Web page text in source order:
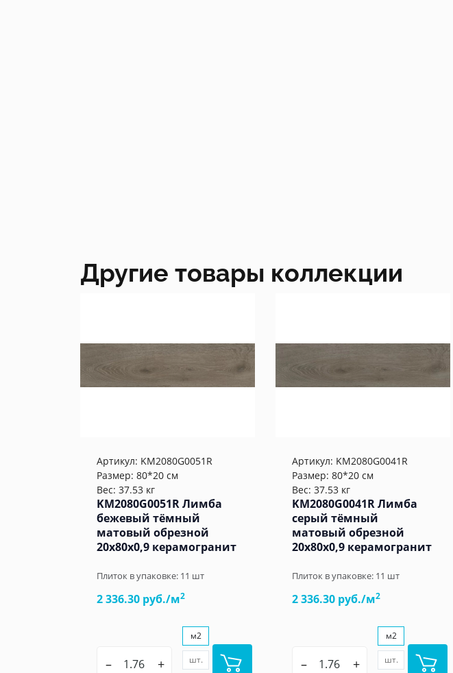
Другие товары коллекции
Артикул: KM2080G0051R
Размер: 80*20 см
Вес: 37.53 кг
KM2080G0051R Лимба
бежевый тёмный
матовый обрезной
20x80x0,9 керамогранит
Плиток в упаковке: 11 шт
2 336.30 руб./м2
– +
м2
шт.
Артикул: KM2080G0041R
Размер: 80*20 см
Вес: 37.53 кг
KM2080G0041R Лимба
серый тёмный
матовый обрезной
20x80x0,9 керамогранит
Плиток в упаковке: 11 шт
2 336.30 руб./м2
– +
м2
шт.